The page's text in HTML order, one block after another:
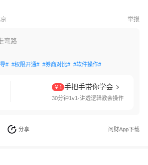
举报
弯路
# #权限开通# #券商对比# #软件操作#
￥1 手把手带你学会
30分钟1v1·讲透逻辑教会操作
分享 问财App下载